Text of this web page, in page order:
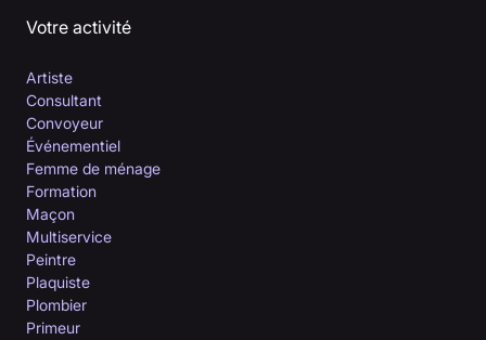
Votre activité
Artiste
Consultant
Convoyeur
Événementiel
Femme de ménage
Formation
Maçon
Multiservice
Peintre
Plaquiste
Plombier
Primeur